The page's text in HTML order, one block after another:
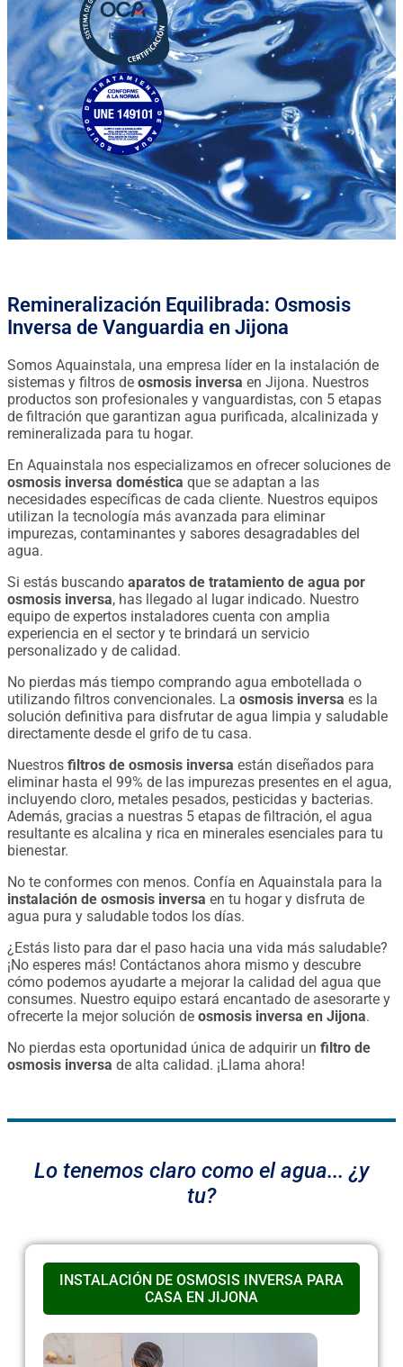
Remineralización Equilibrada: Osmosis
Inversa de Vanguardia en Jijona
Somos Aquainstala, una empresa líder en la instalación de
sistemas y filtros de osmosis inversa en Jijona. Nuestros
productos son profesionales y vanguardistas, con 5 etapas
de filtración que garantizan agua purificada, alcalinizada y
remineralizada para tu hogar.
En Aquainstala nos especializamos en ofrecer soluciones de
osmosis inversa doméstica que se adaptan a las
necesidades específicas de cada cliente. Nuestros equipos
utilizan la tecnología más avanzada para eliminar
impurezas, contaminantes y sabores desagradables del
agua.
Si estás buscando aparatos de tratamiento de agua por
osmosis inversa, has llegado al lugar indicado. Nuestro
equipo de expertos instaladores cuenta con amplia
experiencia en el sector y te brindará un servicio
personalizado y de calidad.
No pierdas más tiempo comprando agua embotellada o
utilizando filtros convencionales. La osmosis inversa es la
solución definitiva para disfrutar de agua limpia y saludable
directamente desde el grifo de tu casa.
Nuestros filtros de osmosis inversa están diseñados para
eliminar hasta el 99% de las impurezas presentes en el agua,
incluyendo cloro, metales pesados, pesticidas y bacterias.
Además, gracias a nuestras 5 etapas de filtración, el agua
resultante es alcalina y rica en minerales esenciales para tu
bienestar.
No te conformes con menos. Confía en Aquainstala para la
instalación de osmosis inversa en tu hogar y disfruta de
agua pura y saludable todos los días.
¿Estás listo para dar el paso hacia una vida más saludable?
¡No esperes más! Contáctanos ahora mismo y descubre
cómo podemos ayudarte a mejorar la calidad del agua que
consumes. Nuestro equipo estará encantado de asesorarte y
ofrecerte la mejor solución de osmosis inversa en Jijona.
No pierdas esta oportunidad única de adquirir un filtro de
osmosis inversa de alta calidad. ¡Llama ahora!
Lo tenemos claro como el agua... ¿y
tu?
INSTALACIÓN DE OSMOSIS INVERSA PARA
CASA EN JIJONA